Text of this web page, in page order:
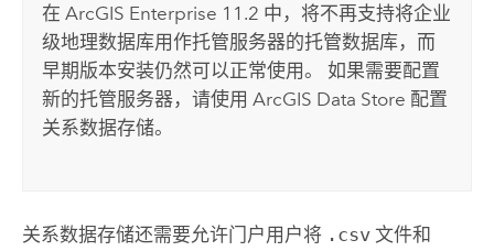
在ArcGIS Enterprise 11.2 中，将不再支持将企业
级地理数据库用作托管服务器的托管数据库，而
早期版本安装仍然可以正常使用。 如果需要配置
新的托管服务器，请使用ArcGIS Data Store 配置
关系数据存储。
关系数据存储还需要允许门户用户将 .csv文件和